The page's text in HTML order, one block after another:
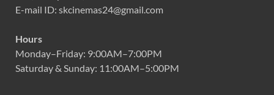
E-mail ID: skcinemas24@gmail.com
Hours
Monday–Friday: 9:00AM–7:00PM
Saturday & Sunday: 11:00AM–5:00PM